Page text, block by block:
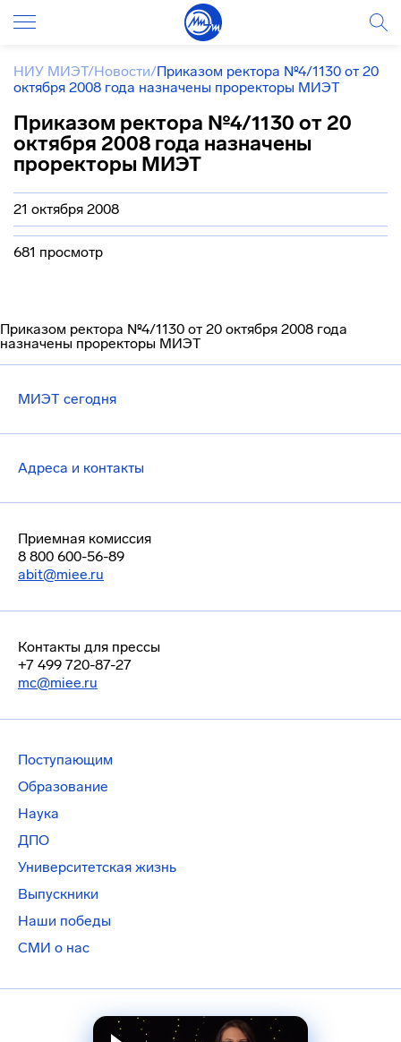
НИУ МИЭТ/Новости/Приказом ректора №4/1130 от 20
октября 2008 года назначены проректоры МИЭТ
Приказом ректора №4/1130 от 20
октября 2008 года назначены
проректоры МИЭТ
21 октября 2008
681 просмотр
Приказом ректора №4/1130 от 20 октября 2008 года
назначены проректоры МИЭТ
МИЭТ сегодня
Адреса и контакты
Приемная комиссия
8 800 600-56-89
abit@miee.ru
Контакты для прессы
+7 499 720-87-27
mc@miee.ru
Поступающим
Образование
Наука
ДПО
Университетская жизнь
Выпускники
Наши победы
СМИ о нас